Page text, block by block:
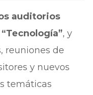
auditorios
, y
reuniones de
y nuevos
temáticas